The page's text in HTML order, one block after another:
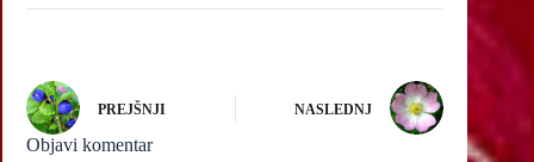
PREJŠNJI NASLEDNJ
Objavi komentar